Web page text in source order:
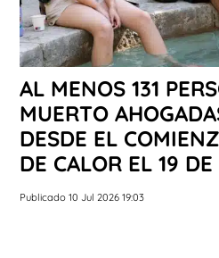
AL MENOS 131
MUERTO
DESDE EL
DE CALOR EL 19
Publicado 10 Jul 2026 19:03